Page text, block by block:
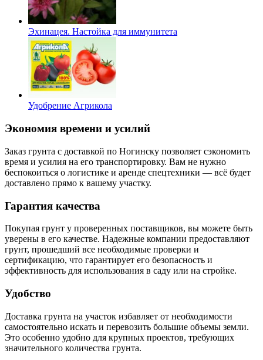
Эхинацея. Настойка для иммунитета
Удобрение Агрикола
Экономия времени и усилий
Заказ грунта с доставкой по Ногинску позволяет сэкономить
время и усилия на его транспортировку. Вам не нужно
беспокоиться о логистике и аренде спецтехники — всё будет
доставлено прямо к вашему участку.
Гарантия качества
Покупая грунт у проверенных поставщиков, вы можете быть
уверены в его качестве. Надежные компании предоставляют
грунт, прошедший все необходимые проверки и
сертификацию, что гарантирует его безопасность и
эффективность для использования в саду или на стройке.
Удобство
Доставка грунта на участок избавляет от необходимости
самостоятельно искать и перевозить большие объемы земли.
Это особенно удобно для крупных проектов, требующих
значительного количества грунта.